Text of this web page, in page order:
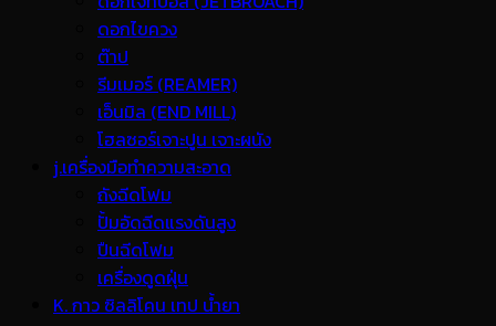
ดอกไขควง
ต๊าป
รีมเมอร์ (REAMER)
เอ็นมิล (END MILL)
โฮลซอร์เจาะปูน เจาะผนัง
j.เครื่องมือทำความสะอาด
ถังฉีดโฟม
ปั้มอัดฉีดแรงดันสูง
ปืนฉีดโฟม
เครื่องดูดฝุ่น
K. กาว ซิลลิโคน เทป น้ำยา